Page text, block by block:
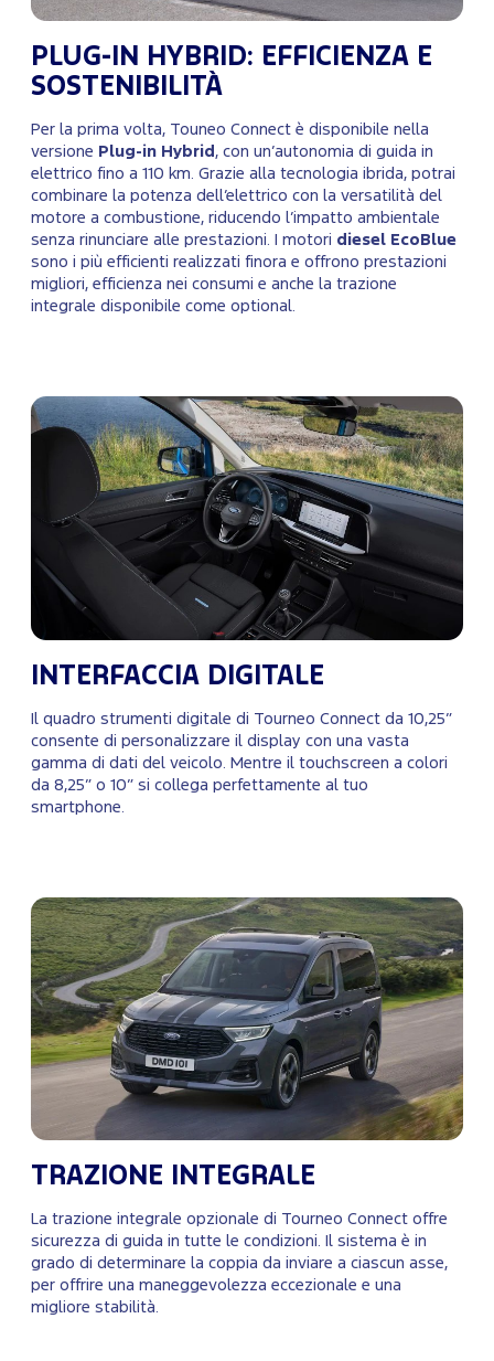
PLUG-IN HYBRID: EFFICIENZA E
SOSTENIBILITÀ
Per la prima volta, Touneo Connect è disponibile nella
versione
Plug-in Hybrid , con un’autonomia di guida in
elettrico fino a 110 km. Grazie alla tecnologia ibrida, potrai
combinare la potenza dell’elettrico con la versatilità del
motore a combustione, riducendo l’impatto ambientale
senza rinunciare alle prestazioni. I motori diesel EcoBlue
sono i più efficienti realizzati finora e offrono prestazioni
migliori, efficienza nei consumi e anche la trazione
integrale disponibile come optional.
INTERFACCIA DIGITALE
Il quadro strumenti digitale di Tourneo Connect da 10,25”
consente di personalizzare il display con una vasta
gamma di dati del veicolo. Mentre il touchscreen a colori
da 8,25” o 10” si collega perfettamente al tuo
smartphone.
TRAZIONE INTEGRALE
La trazione integrale opzionale di Tourneo Connect offre
sicurezza di guida in tutte le condizioni. Il sistema è in
grado di determinare la coppia da inviare a ciascun asse,
per offrire una maneggevolezza eccezionale e una
migliore stabilità.